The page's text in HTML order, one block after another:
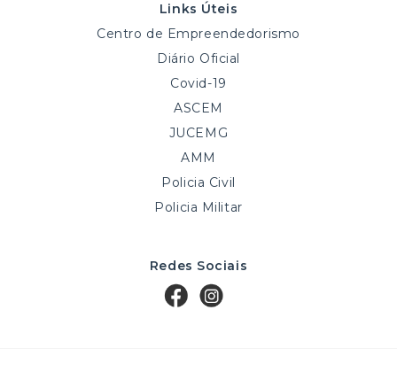
Links Úteis
Centro de Empreendedorismo
Diário Oficial
Covid-19
ASCEM
JUCEMG
AMM
Policia Civil
Policia Militar
Redes Sociais